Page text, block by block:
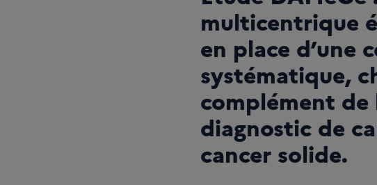
multicentrique
en place d’une
systématique,
complément de
diagnostic de
cancer solide.